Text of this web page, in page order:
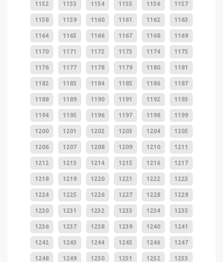
1152 1153 1154 1155 1156 1157
1158 1159 1160 1161 1162 1163
1164 1165 1166 1167 1168 1169
1170 1171 1172 1173 1174 1175
1176 1177 1178 1179 1180 1181
1182 1183 1184 1185 1186 1187
1188 1189 1190 1191 1192 1193
1194 1195 1196 1197 1198 1199
1200 1201 1202 1203 1204 1205
1206 1207 1208 1209 1210 1211
1212 1213 1214 1215 1216 1217
1218 1219 1220 1221 1222 1223
1224 1225 1226 1227 1228 1229
1230 1231 1232 1233 1234 1235
1236 1237 1238 1239 1240 1241
1242 1243 1244 1245 1246 1247
1248 1249 1250 1251 1252 1253